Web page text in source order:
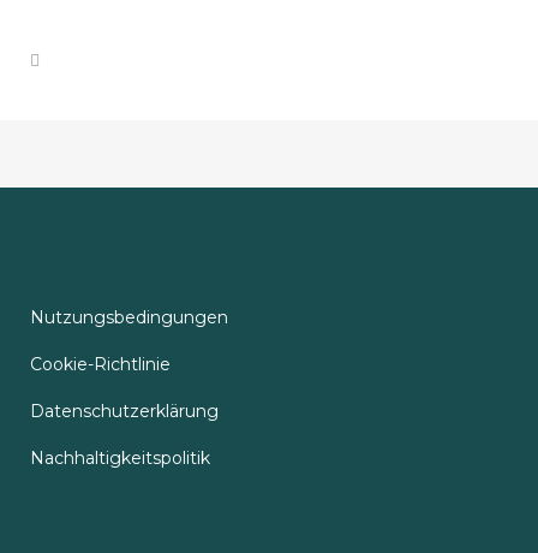
Nutzungsbedingungen
Cookie-Richtlinie
Datenschutzerklärung
Nachhaltigkeitspolitik